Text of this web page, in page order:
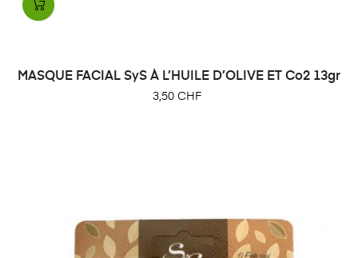
MASQUE FACIAL SyS À L’HUILE D’OLIVE ET Co2 13gr
Prix
3,50 CHF